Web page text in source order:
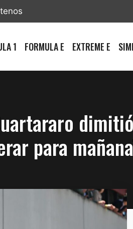
1 FORMULA E EXTREME E
para